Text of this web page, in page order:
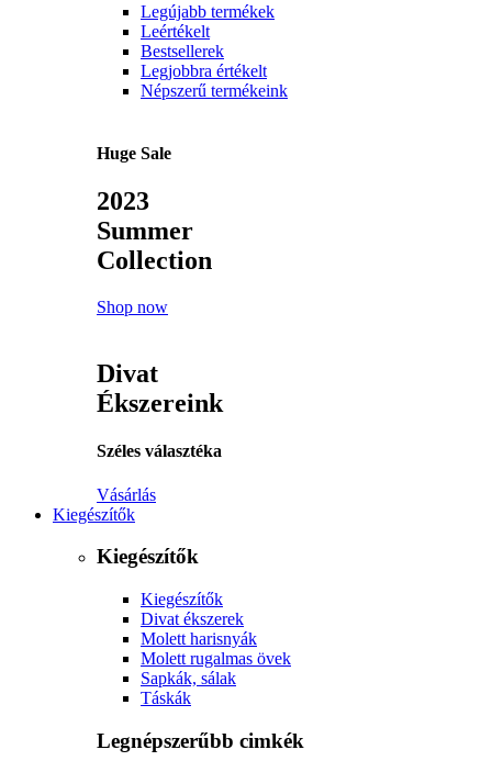
Legújabb termékek
Leértékelt
Bestsellerek
Legjobbra értékelt
Népszerű termékeink
Huge Sale
2023
Summer
Collection
Shop now
Divat
Ékszereink
Széles választéka
Vásárlás
Kiegészítők
Kiegészítők
Kiegészítők
Divat ékszerek
Molett harisnyák
Molett rugalmas övek
Sapkák, sálak
Táskák
Legnépszerűbb cimkék